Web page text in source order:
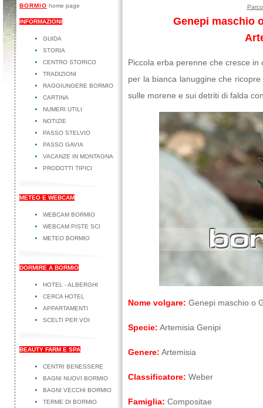
Genepi maschio
Piccola erba perenne che cresce
per la bianca lanuggine che
sulle morene e sui detriti di falda
Nome volgare: Genepi maschio o
Specie: Artemisia Genipi
Genere: Artemisia
Classificatore: Weber
Famiglia: Compositae
BORMIO home page
INFORMAZIONI
GUIDA
STORIA
CENTRO STORICO
TRADIZIONI
RAGGIUNGERE BORMIO
CARTINA
NUMERI UTILI
NOTIZIE
PASSO STELVIO
PASSO GAVIA
VACANZE IN MONTAGNA
PRODOTTI TIPICI
METEO E WEBCAM
WEBCAM BORMIO
WEBCAM PISTE SCI
METEO BORMIO
DORMIRE A BORMIO
HOTEL - ALBERGHI
CERCA HOTEL
APPARTAMENTI
SCELTI PER VOI
BEAUTY FARM E SPA
CENTRI BENESSERE
BAGNI NUOVI BORMIO
BAGNI VECCHI BORMIO
TERME DI BORMIO